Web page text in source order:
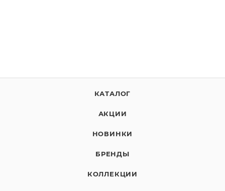
КАТАЛОГ
АКЦИИ
НОВИНКИ
БРЕНДЫ
КОЛЛЕКЦИИ